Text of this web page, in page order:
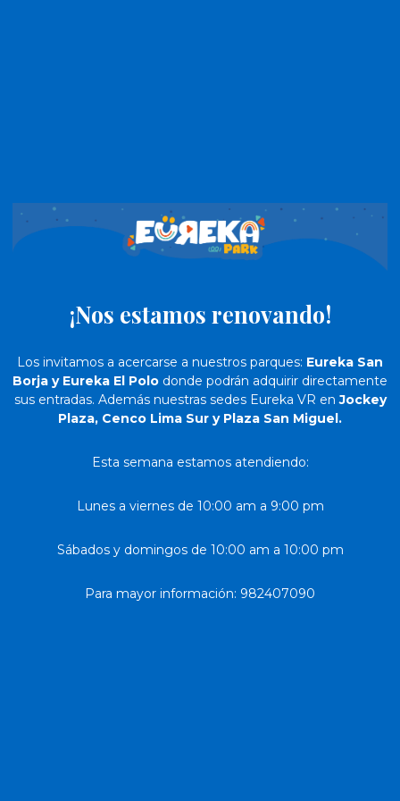
¡Nos estamos renovando!
Los invitamos a acercarse a nuestros parques: Eureka San
Borja y Eureka El Polo donde podrán adquirir directamente
sus entradas. Además nuestras sedes Eureka VR enJockey
Plaza, Cenco Lima Sur y Plaza San Miguel.
Esta semana estamos atendiendo:
Lunes a viernes de 10:00 am a 9:00 pm
Sábados y domingos de 10:00 am a 10:00 pm
Para mayor información: 982407090